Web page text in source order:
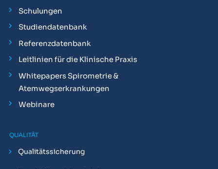
Schulungen
Studiendatenbank
Referenzdatenbank
Leitlinien für die Klinische Praxis
Whitepapers Spirometrie &
Atemwegserkrankungen
Webinare
QUALITÄT
Qualitätssicherung